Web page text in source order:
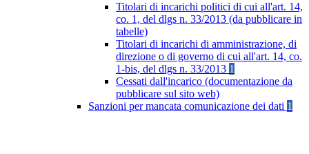
Titolari di incarichi politici di cui all'art. 14,
co. 1, del dlgs n. 33/2013 (da pubblicare in
tabelle)
Titolari di incarichi di amministrazione, di
direzione o di governo di cui all'art. 14, co.
1-bis, del dlgs n. 33/2013 1
Cessati dall'incarico (documentazione da
pubblicare sul sito web)
Sanzioni per mancata comunicazione dei dati 1